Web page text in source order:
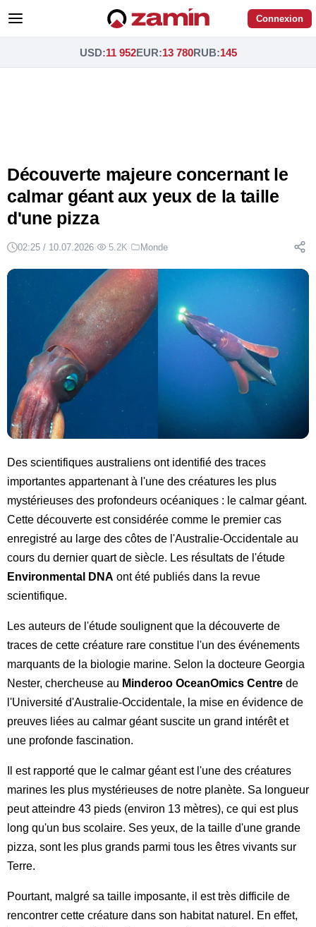
Connexion
USD:11 952EUR:13 780RUB:145
Découverte majeure concernant le
calmar géant aux yeux de la taille
d'une pizza
02:25 / 10.07.2026· 5.2K· Monde
Des scientifiques australiens ont identifié des traces
importantes appartenant à l'une des créatures les plus
mystérieuses des profondeurs océaniques : le calmar géant.
Cette découverte est considérée comme le premier cas
enregistré au large des côtes de l'Australie-Occidentale au
cours du dernier quart de siècle. Les résultats de l'étude
Environmental DNA ont été publiés dans la revue
scientifique.
Les auteurs de l'étude soulignent que la découverte de
traces de cette créature rare constitue l'un des événements
marquants de la biologie marine. Selon la docteure Georgia
Nester, chercheuse au Minderoo OceanOmics Centre de
l'Université d'Australie-Occidentale, la mise en évidence de
preuves liées au calmar géant suscite un grand intérêt et
une profonde fascination.
Il est rapporté que le calmar géant est l'une des créatures
marines les plus mystérieuses de notre planète. Sa longueur
peut atteindre 43 pieds (environ 13 mètres), ce qui est plus
long qu'un bus scolaire. Ses yeux, de la taille d'une grande
pizza, sont les plus grands parmi tous les êtres vivants sur
Terre.
Pourtant, malgré sa taille imposante, il est très difficile de
rencontrer cette créature dans son habitat naturel. En effet,